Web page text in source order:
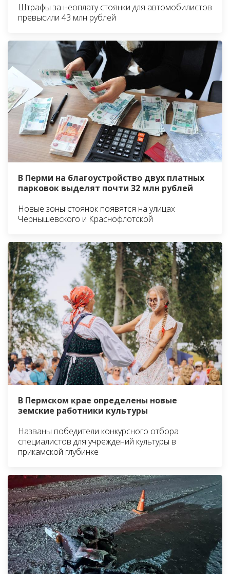
Штрафы за неоплату стоянки для автомобилистов
превысили 43 млн рублей
В Перми на благоустройство двух платных
парковок выделят почти 32 млн рублей
Новые зоны стоянок появятся на улицах
Чернышевского и Краснофлотской
В Пермском крае определены новые
земские работники культуры
Названы победители конкурсного отбора
специалистов для учреждений культуры в
прикамской глубинке